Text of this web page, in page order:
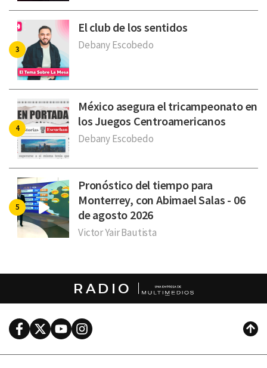
El club de los sentidos
Debany Escobedo
México asegura el tricampeonato en
los Juegos Centroamericanos
Debany Escobedo
Pronóstico del tiempo para
Monterrey, con Abimael Salas - 06
de agosto 2026
Victor Yair Bautista
RADIO
FacebookTwitterYoutubeInstagram